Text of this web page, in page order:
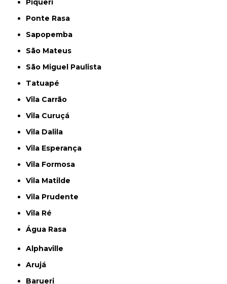
Piqueri
Ponte Rasa
Sapopemba
São Mateus
São Miguel Paulista
Tatuapé
Vila Carrão
Vila Curuçá
Vila Dalila
Vila Esperança
Vila Formosa
Vila Matilde
Vila Prudente
Vila Ré
Água Rasa
Alphaville
Arujá
Barueri